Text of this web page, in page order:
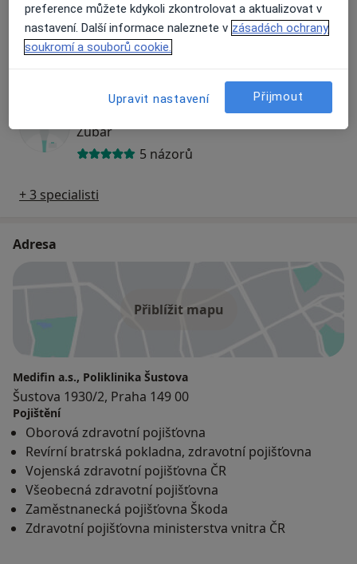
MUDr. Dagmar Kunová
Zubař
MUDr. Lucie Kuchtová
Zubař
5 názorů
+ 3 specialisti
Adresa
Přiblížit mapu
Medifin a.s., Poliklinika Šustova
Šustova 1930/2, Praha 149 00
Pojištění
Oborová zdravotní pojišťovna
Revírní bratrská pokladna, zdravotní pojišťovna
Vojenská zdravotní pojišťovna ČR
Všeobecná zdravotní pojišťovna
Zaměstnanecká pojišťovna Škoda
Zdravotní pojišťovna ministerstva vnitra ČR
preference můžete kdykoli zkontrolovat a aktualizovat v
nastavení. Další informace naleznete v zásadách ochrany
soukromí a souborů cookie.
Upravit nastavení Přijmout